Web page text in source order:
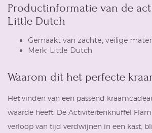
Productinformatie van de
Little Dutch
Gemaakt van zachte, veilige
Merk: Little Dutch
Waarom dit het perfecte
Het vinden van een passend
waarde heeft. De Activiteitenknuffel
verloop van tijd verdwijnen in een kast,